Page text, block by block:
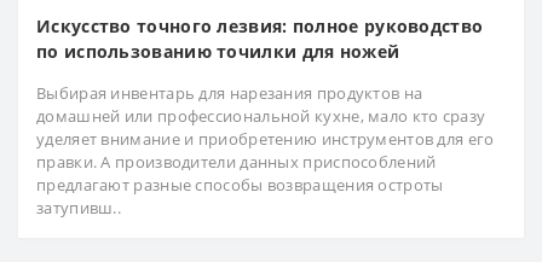
Искусство точного лезвия: полное руководство
по использованию точилки для ножей
Выбирая инвентарь для нарезания продуктов на
домашней или профессиональной кухне, мало кто сразу
уделяет внимание и приобретению инструментов для его
правки. А производители данных приспособлений
предлагают разные способы возвращения остроты
затупивш..